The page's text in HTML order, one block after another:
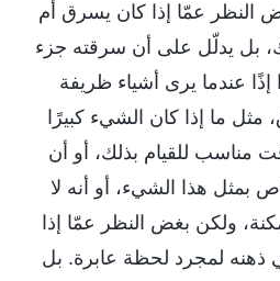
النظر عمّا إذا كان يسرق أم
بل يدلّل على أن سرقته جزء
عندما يرى أشياء ظريفة
ما إذا كان الشيء كبيرًا
مناسب للقيام بذلك، أو أن
بمثل هذا الشيء، أو أنه لا
ولكن بغض النظر عمّا إذا
ذهنه لمجرد لحظة عابرة. بل